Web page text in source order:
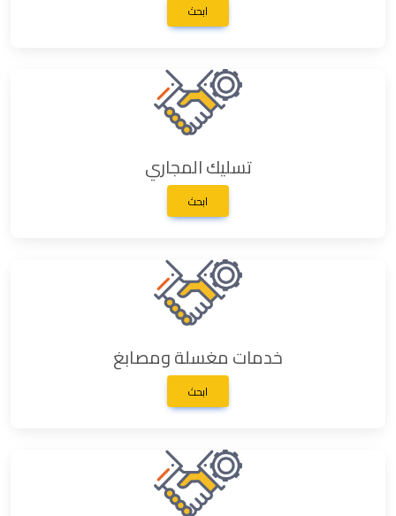
ابحث
تسليك المجاري
ابحث
خدمات مغسلة ومصابغ
ابحث